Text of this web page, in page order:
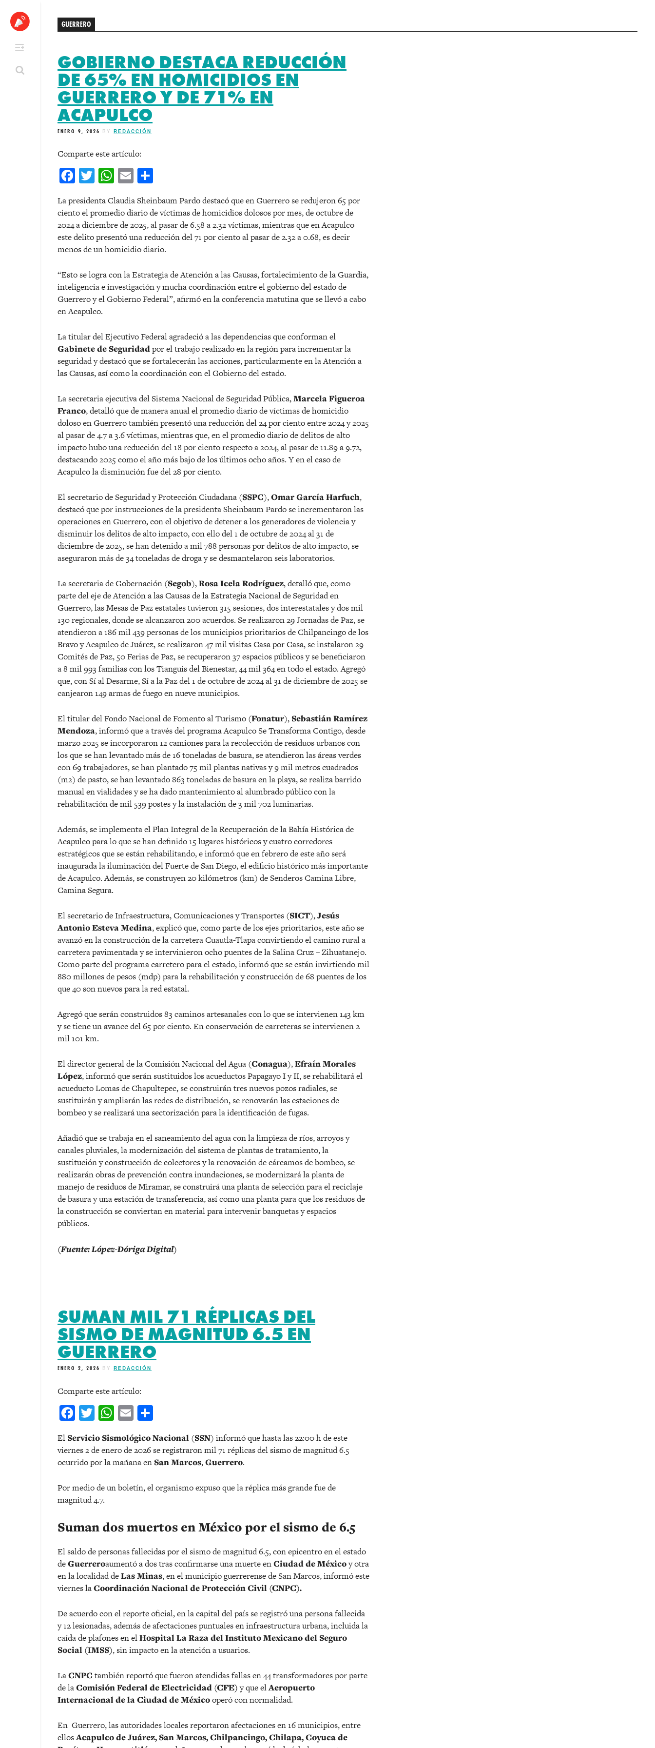
content
GUERRERO
GOBIERNO DESTACA REDUCCIÓN
DE 65% EN HOMICIDIOS EN
GUERRERO Y DE 71% EN
ACAPULCO
ENERO 9, 2026 BY REDACCIÓN
Comparte este artículo:
Facebook
Twitter
WhatsApp
Email
La presidenta Claudia Sheinbaum Pardo destacó que en Guerrero se redujeron 65 por
ciento el promedio diario de víctimas de homicidios dolosos por mes, de octubre de
2024 a diciembre de 2025, al pasar de 6.58 a 2.32 víctimas, mientras que en Acapulco
este delito presentó una reducción del 71 por ciento al pasar de 2.32 a 0.68, es decir
menos de un homicidio diario.
“Esto se logra con la Estrategia de Atención a las Causas, fortalecimiento de la Guardia,
inteligencia e investigación y mucha coordinación entre el gobierno del estado de
Guerrero y el Gobierno Federal”, afirmó en la conferencia matutina que se llevó a cabo
en Acapulco.
La titular del Ejecutivo Federal agradeció a las dependencias que conforman el
Gabinete de Seguridadpor el trabajo realizado en la región para incrementar la
seguridad y destacó que se fortalecerán las acciones, particularmente en la Atención a
las Causas, así como la coordinación con el Gobierno del estado.
La secretaria ejecutiva del Sistema Nacional de Seguridad Pública,Marcela Figueroa
Franco, detalló que de manera anual el promedio diario de víctimas de homicidio
doloso en Guerrero también presentó una reducción del 24 por ciento entre 2024 y 2025
al pasar de 4.7 a 3.6 víctimas, mientras que, en el promedio diario de delitos de alto
impacto hubo una reducción del 18 por ciento respecto a 2024, al pasar de 11.89 a 9.72,
destacando 2025 como el año más bajo de los últimos ocho años. Y en el caso de
Acapulco la disminución fue del 28 por ciento.
El secretario de Seguridad y Protección Ciudadana (SSPC),Omar García Harfuch,
destacó que por instrucciones de la presidenta Sheinbaum Pardo se incrementaron las
operaciones en Guerrero, con el objetivo de detener a los generadores de violencia y
disminuir los delitos de alto impacto, con ello del 1 de octubre de 2024 al 31 de
diciembre de 2025, se han detenido a mil 788 personas por delitos de alto impacto, se
aseguraron más de 34 toneladas de droga y se desmantelaron seis laboratorios.
La secretaria de Gobernación (Segob),Rosa Icela Rodríguez, detalló que, como
parte del eje de Atención a las Causas de la Estrategia Nacional de Seguridad en
Guerrero, las Mesas de Paz estatales tuvieron 315 sesiones, dos interestatales y dos mil
130 regionales, donde se alcanzaron 200 acuerdos. Se realizaron 29 Jornadas de Paz, se
atendieron a 186 mil 439 personas de los municipios prioritarios de Chilpancingo de los
Bravo y Acapulco de Juárez, se realizaron 47 mil visitas Casa por Casa, se instalaron 29
Comités de Paz, 50 Ferias de Paz, se recuperaron 37 espacios públicos y se beneficiaron
a 8 mil 993 familias con los Tianguis del Bienestar, 44 mil 364 en todo el estado. Agregó
que, con Sí al Desarme, Sí a la Paz del 1 de octubre de 2024 al 31 de diciembre de 2025 se
canjearon 149 armas de fuego en nueve municipios.
El titular del Fondo Nacional de Fomento al Turismo (Fonatur), Sebastián Ramírez
Mendoza, informó que a través del programa Acapulco Se Transforma Contigo, desde
marzo 2025 se incorporaron 12 camiones para la recolección de residuos urbanos con
los que se han levantado más de 16 toneladas de basura, se atendieron las áreas verdes
con 69 trabajadores, se han plantado 75 mil plantas nativas y 9 mil metros cuadrados
(m2) de pasto, se han levantado 863 toneladas de basura en la playa, se realiza barrido
manual en vialidades y se ha dado mantenimiento al alumbrado público con la
rehabilitación de mil 539 postes y la instalación de 3 mil 702 luminarias.
Además, se implementa el Plan Integral de la Recuperación de la Bahía Histórica de
Acapulco para lo que se han definido 15 lugares históricos y cuatro corredores
estratégicos que se están rehabilitando, e informó que en febrero de este año será
inaugurada la iluminación del Fuerte de San Diego, el edificio histórico más importante
de Acapulco. Además, se construyen 20 kilómetros (km) de Senderos Camina Libre,
Camina Segura.
El secretario de Infraestructura, Comunicaciones y Transportes (SICT),Jesús
Antonio Esteva Medina, explicó que, como parte de los ejes prioritarios, este año se
avanzó en la construcción de la carretera Cuautla-Tlapa convirtiendo el camino rural a
carretera pavimentada y se intervinieron ocho puentes de la Salina Cruz – Zihuatanejo.
Como parte del programa carretero para el estado, informó que se están invirtiendo mil
880 millones de pesos (mdp) para la rehabilitación y construcción de 68 puentes de los
que 40 son nuevos para la red estatal.
Agregó que serán construidos 83 caminos artesanales con lo que se intervienen 143 km
y se tiene un avance del 65 por ciento. En conservación de carreteras se intervienen 2
mil 101 km.
El director general de la Comisión Nacional del Agua (Conagua),Efraín Morales
López, informó que serán sustituidos los acueductos Papagayo I y II, se rehabilitará el
acueducto Lomas de Chapultepec, se construirán tres nuevos pozos radiales, se
sustituirán y ampliarán las redes de distribución, se renovarán las estaciones de
bombeo y se realizará una sectorización para la identificación de fugas.
Añadió que se trabaja en el saneamiento del agua con la limpieza de ríos, arroyos y
canales pluviales, la modernización del sistema de plantas de tratamiento, la
sustitución y construcción de colectores y la renovación de cárcamos de bombeo, se
realizarán obras de prevención contra inundaciones, se modernizará la planta de
manejo de residuos de Miramar, se construirá una planta de selección para el reciclaje
de basura y una estación de transferencia, así como una planta para que los residuos de
la construcción se conviertan en material para intervenir banquetas y espacios
públicos.
(Fuente: López-Dóriga Digital)
SUMAN MIL 71 RÉPLICAS DEL
SISMO DE MAGNITUD 6.5 EN
GUERRERO
ENERO 2, 2026 BY REDACCIÓN
Comparte este artículo:
Facebook
Twitter
WhatsApp
Email
El Servicio Sismológico Nacional (SSN) informó que hasta las 22:00 h de este
viernes 2 de enero de 2026 se registraron mil 71 réplicas del sismo de magnitud 6.5
ocurrido por la mañana en San Marcos,Guerrero.
Por medio de un boletín, el organismo expuso que la réplica más grande fue de
magnitud 4.7.
Suman dos muertos en México por el sismo de 6.5
El saldo de personas fallecidas por el sismo de magnitud 6.5, con epicentro en el estado
deGuerreroaumentó a dos tras confirmarse una muerte enCiudad de Méxicoy otra
en la localidad deLas Minas, en el municipio guerrerense de San Marcos, informó este
viernes laCoordinación Nacional de Protección Civil (CNPC).
De acuerdo con el reporte oficial, en la capital del país se registró una persona fallecida
y 12 lesionadas, además de afectaciones puntuales en infraestructura urbana, incluida la
caída de plafones en elHospital La Raza del Instituto Mexicano del Seguro
Social (IMSS), sin impacto en la atención a usuarios.
LaCNPC también reportó que fueron atendidas fallas en 44 transformadores por parte
de laComisión Federal de Electricidad (CFE)y que elAeropuerto
Internacional de la Ciudad de Méxicooperó con normalidad.
En Guerrero, las autoridades locales reportaron afectaciones en 16 municipios, entre
ellosAcapulco de Juárez, San Marcos, Chilpancingo, Chilapa, Coyuca de